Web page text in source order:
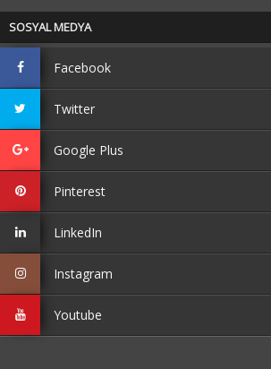
SOSYAL MEDYA
Facebook
Twitter
Google Plus
Pinterest
LinkedIn
Instagram
Youtube